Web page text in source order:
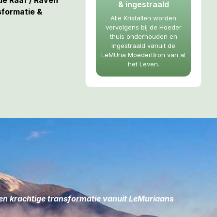
&
steen
van
de Geest,
en het
zij bijdragen
van de
& ingestraald
Alle Kristallen worden
vervolgens bij de Hoeder
thuis onderhouden en
ingestraald vanuit de
LeMUria MoederBron van al
het Leven.
krachtige transformatie vanuit LeMuriaans